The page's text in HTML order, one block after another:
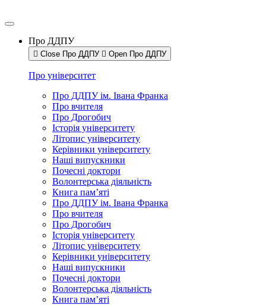
Про ДДПУ
Close Про ДДПУ Open Про ДДПУ
Про університет
Про ДДПУ ім. Івана Франка
Про вчителя
Про Дрогобич
Історія університету
Літопис університету
Керівники університету
Наші випускники
Почесні доктори
Волонтерська діяльність
Книга пам’яті
Про ДДПУ ім. Івана Франка
Про вчителя
Про Дрогобич
Історія університету
Літопис університету
Керівники університету
Наші випускники
Почесні доктори
Волонтерська діяльність
Книга пам’яті